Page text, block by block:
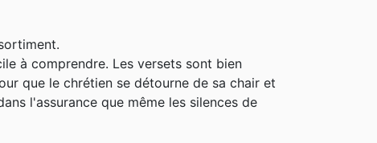
à comprendre. Les versets sont bien
que le chrétien se détourne de sa chair et
l'assurance que même les silences de